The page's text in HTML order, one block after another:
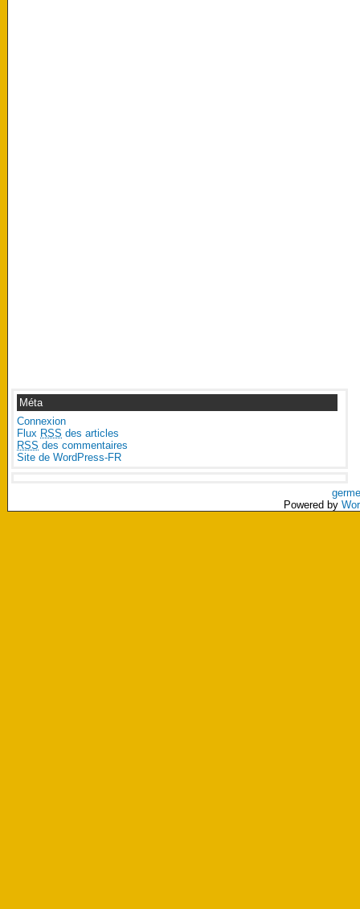
Méta
Connexion
Flux RSS des articles
RSS des commentaires
Site de WordPress-FR
Powered by